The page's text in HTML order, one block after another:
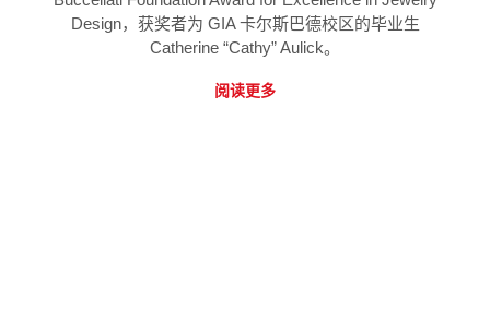
Design，获奖者为 GIA 卡尔斯巴德校区的毕业生
Catherine “Cathy” Aulick。
阅读更多